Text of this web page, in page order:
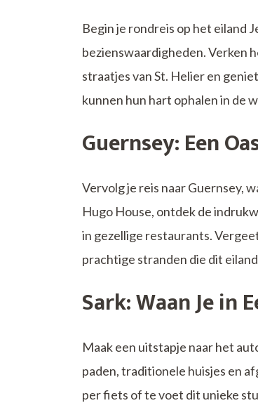
Begin je rondreis op het eiland
bezienswaardigheden. Verken
straatjes van St. Helier en
kunnen hun hart ophalen in de
Guernsey: Een
Vervolg je reis naar Guernsey,
Hugo House, ontdek de
in gezellige restaurants.
prachtige stranden die dit
Sark: Waan Je in
Maak een uitstapje naar het
paden, traditionele huisjes en
per fiets of te voet dit unieke